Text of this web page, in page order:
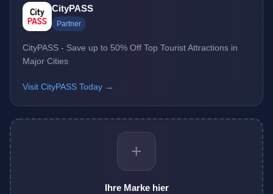
CityPASS
Partner
CityPASS - Save up to 50% Off Top Tourist Attractions in
Major Cities
Visit CityPASS Today →
+
Ihre Marke hier